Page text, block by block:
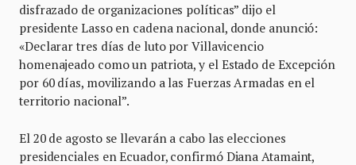
disfrazado de organizaciones políticas” dijo el
presidente Lasso en cadena nacional, donde anunció:
«Declarar tres días de luto por Villavicencio
homenajeado como un patriota, y el Estado de Excepción
por 60 días, movilizando a las Fuerzas Armadas en el
territorio nacional”.
El 20 de agosto se llevarán a cabo las elecciones
presidenciales en Ecuador, confirmó Diana Atamaint,